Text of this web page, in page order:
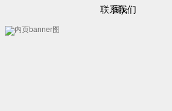
国)
联系我们